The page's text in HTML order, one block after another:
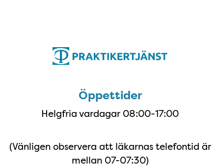
Öppettider
Helgfria vardagar 08:00-17:00
(Vänligen observera att läkarnas telefontid är
mellan 07-07:30)